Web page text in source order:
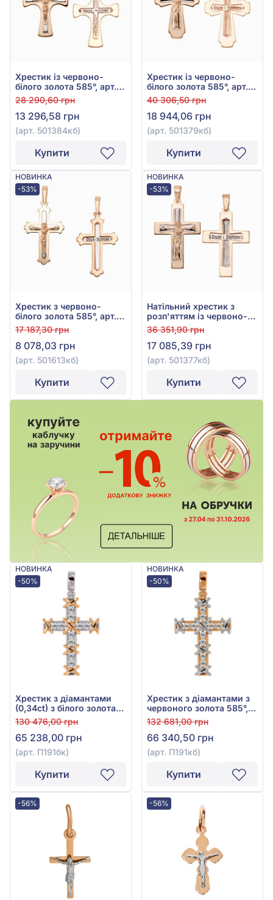
Хрестик із червоно-
білого золота 585°, арт.
501384кб
28 290,60 грн
13 296,58 грн
(арт. 501384кб)
Купити
Хрестик із червоно-
білого золота 585°, арт.
501379кб
40 306,50 грн
18 944,06 грн
(арт. 501379кб)
Купити
НОВИНКА
-53%
Хрестик з червоно-
білого золота 585°, арт.
501613кб
17 187,30 грн
8 078,03 грн
(арт. 501613кб)
Купити
НОВИНКА
-53%
Натільний хрестик з
розп'яттям із червоно-
білого золота 585°, без
вставки, арт. 501377кб
36 351,90 грн
17 085,39 грн
(арт. 501377кб)
Купити
НОВИНКА
-50%
Хрестик з діамантами
(0,34ct) з білого золота
585°, арт. П191бк
130 476,00 грн
65 238,00 грн
(арт. П191бк)
Купити
НОВИНКА
-50%
Хрестик з діамантами з
червоного золота 585°,
Діамант 0,34ct, арт.
П191кб
132 681,00 грн
66 340,50 грн
(арт. П191кб)
Купити
-56% -56%